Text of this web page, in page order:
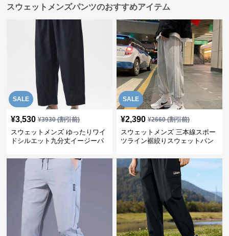
スウェットメンズパンツのおすすめアイテム
SALE
¥3,530 ¥3930(割引前)
スウェットメンズ ゆったりワイ
ドシルエット九分丈イージーパ
SALE
¥2,390 ¥2660(割引前)
スウェットメンズ 三本線スポー
ツライン裾絞りスウェットパン